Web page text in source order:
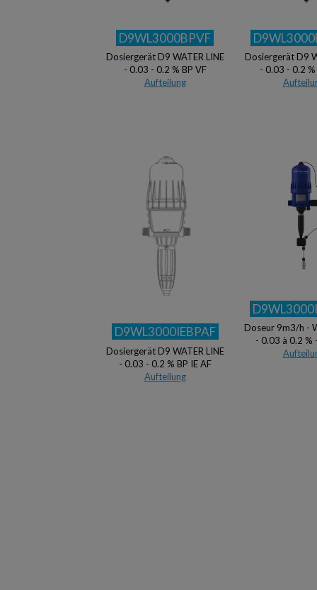
D9WL3000BPVF
Dosiergerät D9 WATER LINE
- 0.03 - 0.2 % BP VF
Aufteilung
Dosiergerät D9
- 0.03 - 0.2 %
D9WL3000IEBPAF
Dosiergerät D9 WATER LINE
- 0.03 - 0.2 % BP IE AF
Aufteilung
Doseur 9m3/h -
- 0.03 à 0.2 %